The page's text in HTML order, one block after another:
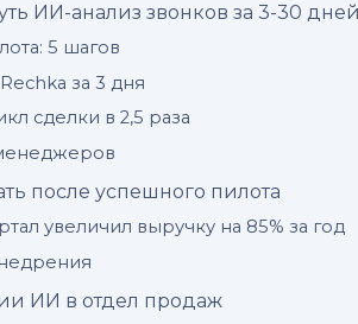
ИИ-анализ звонков за 3-30 дней
5 шагов
за 3 дня
сделки в 2,5 раза
после успешного пилота
увеличил выручку на 85% за год
ИИ в отдел продаж